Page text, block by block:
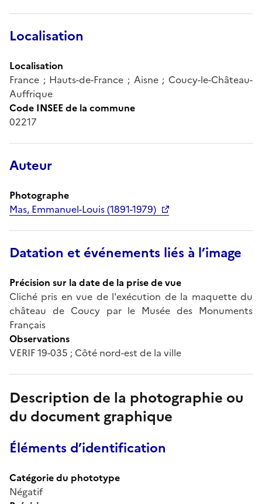
Localisation
Localisation
France ; Hauts-de-France ; Aisne ; Coucy-le-Château-
Auffrique
Code INSEE de la commune
02217
Auteur
Photographe
Mas, Emmanuel-Louis (1891-1979)
Datation et événements liés à l’image
Précision sur la date de la prise de vue
Cliché pris en vue de l'exécution de la maquette du
château de Coucy par le Musée des Monuments
Français
Observations
VERIF 19-035 ; Côté nord-est de la ville
Description de la photographie ou
du document graphique
Éléments d’identification
Catégorie du phototype
Négatif